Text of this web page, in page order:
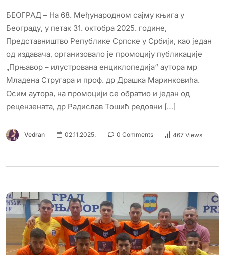
БЕОГРАД – На 68. Међународном сајму књига у
Београду, у петак 31. октобра 2025. године,
Представништво Републике Српске у Србији, као један
од издавача, организовало је промоцију публикације
„Прњавор – илустрована енциклопедија“ аутора мр
Младена Стругара и проф. др Драшка Маринковића.
Осим аутора, на промоцији се обратио и један од
рецензената, др Радислав Тошић редовни […]
Vedran 02.11.2025. 0 Comments 467 Views